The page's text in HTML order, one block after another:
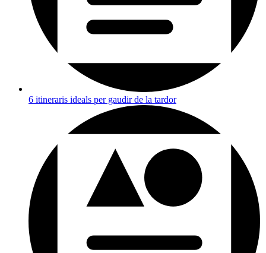
6 itineraris ideals per gaudir de la tardor